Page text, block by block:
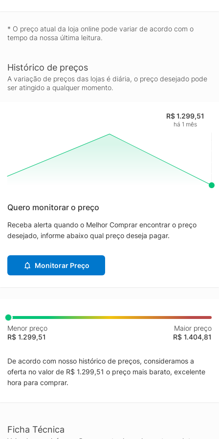
* O preço atual da loja online pode variar de acordo com o
tempo da nossa última leitura.
Histórico de preços
A variação de preços das lojas é diária, o preço desejado pode
ser atingido a qualquer momento.
R$ 1.299,51
há 1 mês
Quero monitorar o preço
Receba alerta quando o Melhor Comprar encontrar o preço
desejado, informe abaixo qual preço deseja pagar.
Monitorar Preço
Menor preço
R$ 1.299,51
Maior preço
R$ 1.404,81
De acordo com nosso histórico de preços, consideramos a
oferta no valor de R$ 1.299,51 o preço mais barato, excelente
hora para comprar.
Ficha Técnica